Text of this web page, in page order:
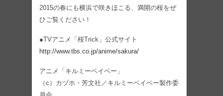
2015の春にも横浜で咲きほこる、満開の桜をぜ
ひご覧ください！
●TVアニメ「桜Trick」公式サイト
http://www.tbs.co.jp/anime/sakura/
アニメ「キルミーベイベー」
（c）カヅホ・芳文社／キルミーベイベー製作委